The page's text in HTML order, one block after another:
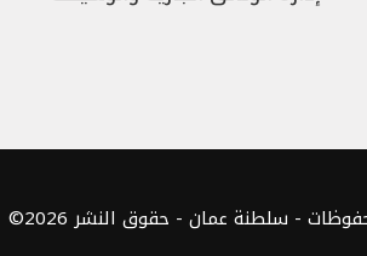
- سلطنة عمان - حقوق النشر 2026©